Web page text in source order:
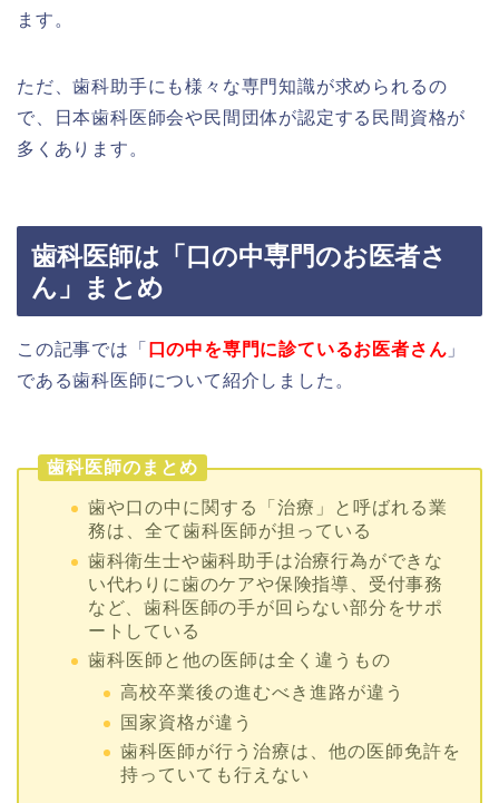
ます。
ただ、歯科助手にも様々な専門知識が求められるの
で、日本歯科医師会や民間団体が認定する民間資格が
多くあります。
歯科医師は「口の中専門のお医者さ
ん」まとめ
この記事では「 口の中を専門に診ているお医者さん 」
である歯科医師について紹介しました。
歯科医師のまとめ
歯や口の中に関する「治療」と呼ばれる業
務は、全て歯科医師が担っている
歯科衛生士や歯科助手は治療行為ができな
い代わりに歯のケアや保険指導、受付事務
など、歯科医師の手が回らない部分をサポ
ートしている
歯科医師と他の医師は全く違うもの
高校卒業後の進むべき進路が違う
国家資格が違う
歯科医師が行う治療は、他の医師免許を
持っていても行えない